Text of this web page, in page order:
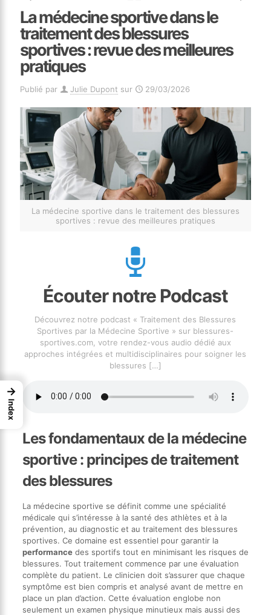
La médecine sportive dans le
traitement des blessures
sportives : revue des meilleures
pratiques
Publié par Julie Dupont sur 29/03/2026
La médecine sportive dans le traitement des blessures
sportives : revue des meilleures pratiques
Écouter notre Podcast
Découvrez notre podcast « Traitement des Blessures
Sportives par la Médecine Sportive » sur blessures-
sportives.com, votre rendez-vous audio dédié aux
approches intégrées et multidisciplinaires pour soigner les
blessures […]
Les fondamentaux de la médecine
sportive : principes de traitement
des blessures
La médecine sportive se définit comme une spécialité
médicale qui s’intéresse à la santé des athlètes et à la
prévention, au diagnostic et au traitement des blessures
sportives. Ce domaine est essentiel pour garantir la
performancedes sportifs tout en minimisant les risques de
blessures. Tout traitement commence par une évaluation
complète du patient. Le clinicien doit s’assurer que chaque
symptôme est bien compris et analysé avant de mettre en
place un plan d’action. Cette évaluation englobe non
seulement un examen physique minutieux mais aussi des
→
Index